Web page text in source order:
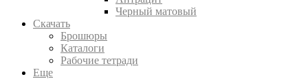
Черный матовый
Скачать
Брошюры
Каталоги
Рабочие тетради
Еще